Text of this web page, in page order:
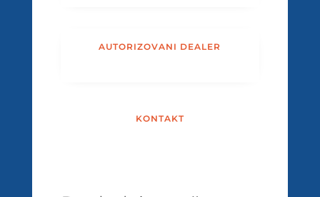
AUTORIZOVANI DEALER
KONTAKT